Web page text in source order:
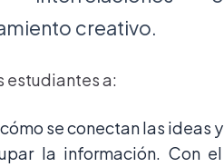
creativo.
estudiantes a:
se conectan las ideas y
la información. Con el